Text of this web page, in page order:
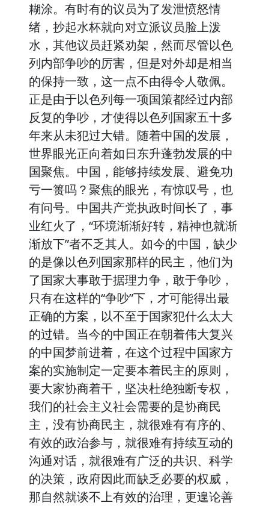
糊涂。有时有的议员为了发泄愤怒情
绪，抄起水杯就向对立派议员脸上泼
水，其他议员赶紧劝架，然而尽管以色
列内部争吵的厉害，但是对外却是相当
的保持一致，这一点不由得令人敬佩。
正是由于以色列每一项国策都经过内部
反复的争吵，才使得以色列国家五十多
年来从未犯过大错。随着中国的发展，
世界眼光正向着如日东升蓬勃发展的中
国聚焦。中国，能够持续发展、避免功
亏一篑吗？聚焦的眼光，有惊叹号，也
有问号。中国共产党执政时间长了，事
业红火了，“环境渐渐好转，精神也就渐
渐放下”者不乏其人。如今的中国，缺少
的是像以色列国家那样的民主，他们为
了国家大事敢于据理力争，敢于争吵，
只有在这样的“争吵”下，才可能得出最
正确的方案，以不至于国家犯什么太大
的过错。当今的中国正在朝着伟大复兴
的中国梦前进着，在这个过程中国家方
案的实施制定一定要本着民主的原则，
要大家协商着干，坚决杜绝独断专权，
我们的社会主义社会需要的是协商民
主，没有协商民主，就很难有有序的、
有效的政治参与，就很难有持续互动的
沟通对话，就很难有广泛的共识、科学
的决策，政府因此而缺乏必要的权威，
那自然就谈不上有效的治理，更遑论善